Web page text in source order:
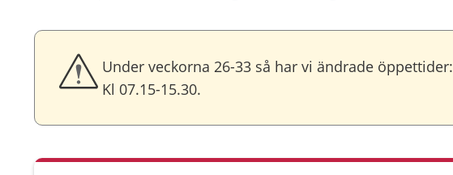
Under veckorna 26-33 så har vi ändrade öppettider:
Kl 07.15-15.30.